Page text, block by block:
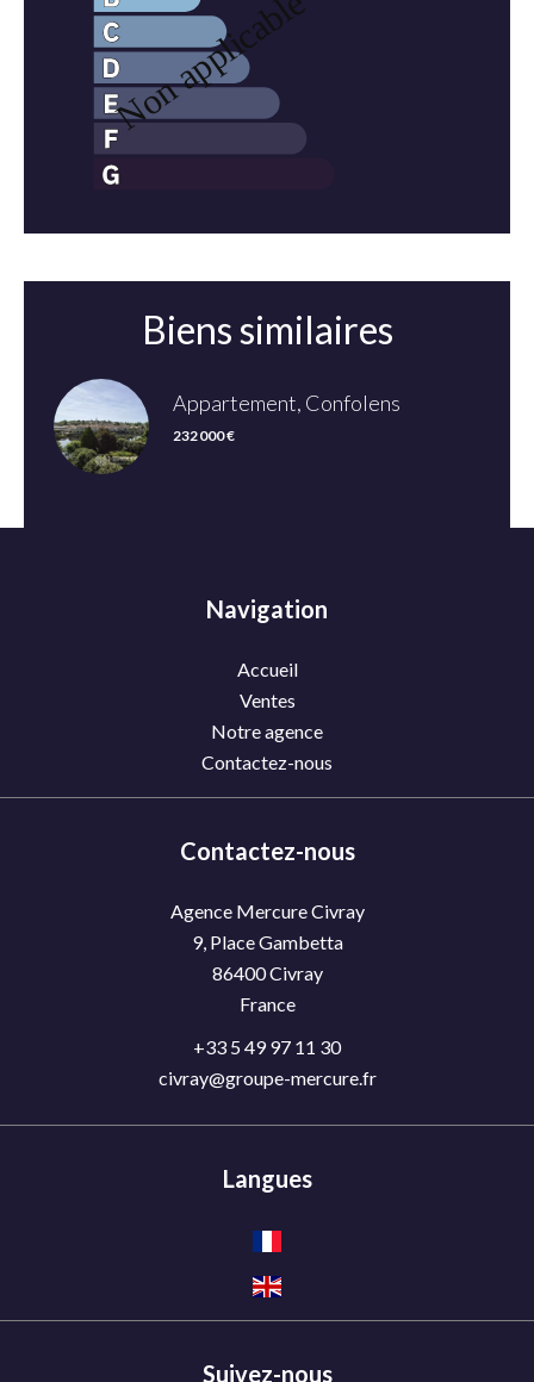
Biens similaires
Appartement, Confolens
232 000 €
Navigation
Accueil
Ventes
Notre agence
Contactez-nous
Contactez-nous
Agence Mercure Civray
9, Place Gambetta
86400Civray
France
+33 5 49 97 11 30
civray@groupe-mercure.fr
Langues
Suivez-nous